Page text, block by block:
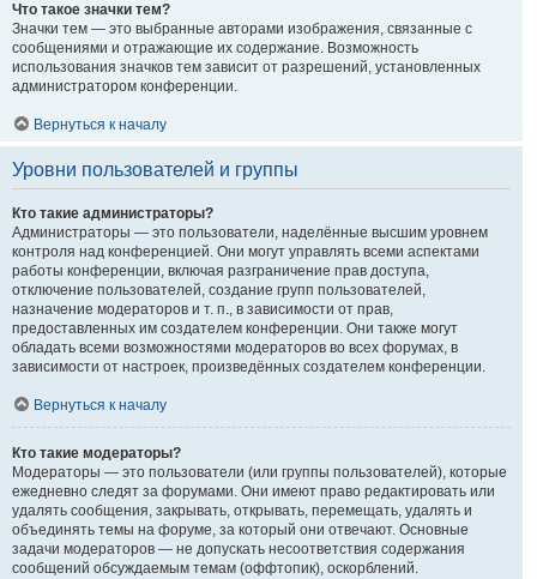
Что такое значки тем?
Значки тем — это выбранные авторами изображения, связанные с
сообщениями и отражающие их содержание. Возможность
использования значков тем зависит от разрешений, установленных
администратором конференции.
Вернуться к началу
Уровни пользователей и группы
Кто такие администраторы?
Администраторы — это пользователи, наделённые высшим уровнем
контроля над конференцией. Они могут управлять всеми аспектами
работы конференции, включая разграничение прав доступа,
отключение пользователей, создание групп пользователей,
назначение модераторов и т. п., в зависимости от прав,
предоставленных им создателем конференции. Они также могут
обладать всеми возможностями модераторов во всех форумах, в
зависимости от настроек, произведённых создателем конференции.
Вернуться к началу
Кто такие модераторы?
Модераторы — это пользователи (или группы пользователей), которые
ежедневно следят за форумами. Они имеют право редактировать или
удалять сообщения, закрывать, открывать, перемещать, удалять и
объединять темы на форуме, за который они отвечают. Основные
задачи модераторов — не допускать несоответствия содержания
сообщений обсуждаемым темам (оффтопик), оскорблений.